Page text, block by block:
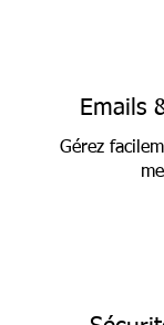
Emails
Gérez